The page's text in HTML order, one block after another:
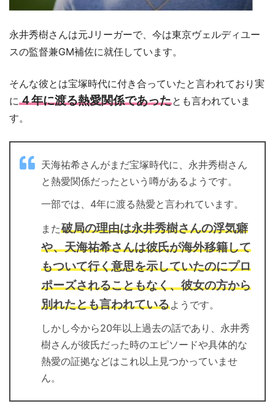
永井秀樹さんは元Jリーガーで、今は東京ヴェルディユー
スの監督兼GM補佐に就任しています。
そんな彼とは宝塚時代に付き合っていたと言われており実
に４年に渡る熱愛関係であったとも言われていま
す。
天海祐希さんがまだ宝塚時代に、永井秀樹さん
と熱愛関係だったという噂があるようです。
一部では、4年に渡る熱愛と言われています。
また破局の理由は永井秀樹さんの浮気癖
や、天海祐希さんは彼氏が海外移籍して
もついて行く意思を示していたのにプロ
ポーズされることもなく、彼女の方から
別れたとも言われているようです。
しかし今から20年以上過去の話であり、永井秀
樹さんが彼氏だった時のエピソードや具体的な
熱愛の証拠などはこれ以上見つかっていませ
ん。